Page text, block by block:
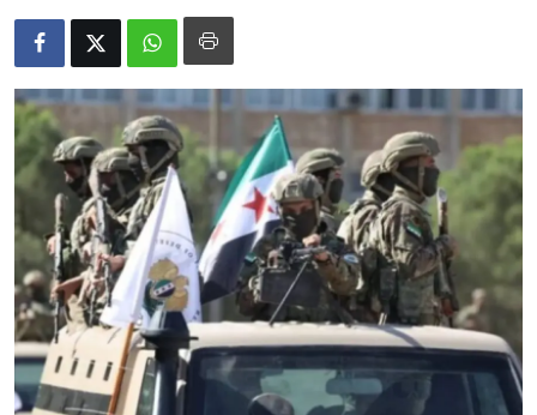
Galeri
Video
Yazarlar
Arşiv
İletişim
Türkçe Kurdi